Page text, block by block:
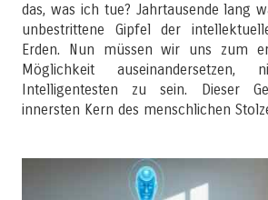
das, was ich tue? Jahrtausende lang
unbestrittene Gipfel der
Erden. Nun müssen wir uns zum
Möglichkeit
Intelligentesten zu sein. Dieser
innersten Kern des menschlichen